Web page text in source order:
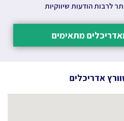
לרבות הודעות שיווקיות
מתאימים
אדריכלים